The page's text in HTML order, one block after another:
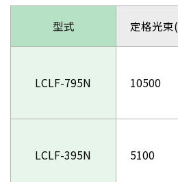
型式 定格光
LCLF-795N 10500
LCLF-395N 5100